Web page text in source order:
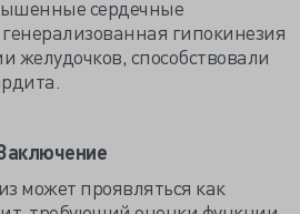
сердечные
гипокинезия
желудочков, способствовали
может проявляться как